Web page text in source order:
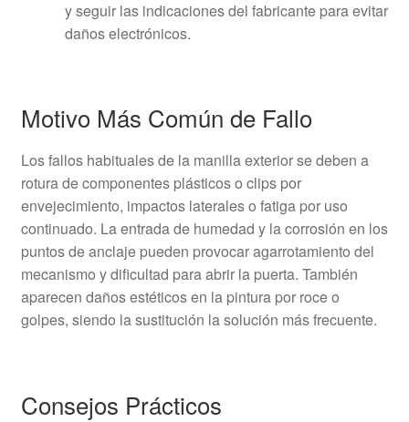
y seguir las indicaciones del fabricante para evitar
daños electrónicos.
Motivo Más Común de Fallo
Los fallos habituales de la manilla exterior se deben a
rotura de componentes plásticos o clips por
envejecimiento, impactos laterales o fatiga por uso
continuado. La entrada de humedad y la corrosión en los
puntos de anclaje pueden provocar agarrotamiento del
mecanismo y dificultad para abrir la puerta. También
aparecen daños estéticos en la pintura por roce o
golpes, siendo la sustitución la solución más frecuente.
Consejos Prácticos